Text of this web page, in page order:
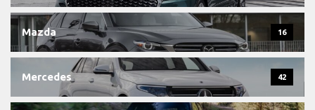
Mazda 16
Mercedes 42